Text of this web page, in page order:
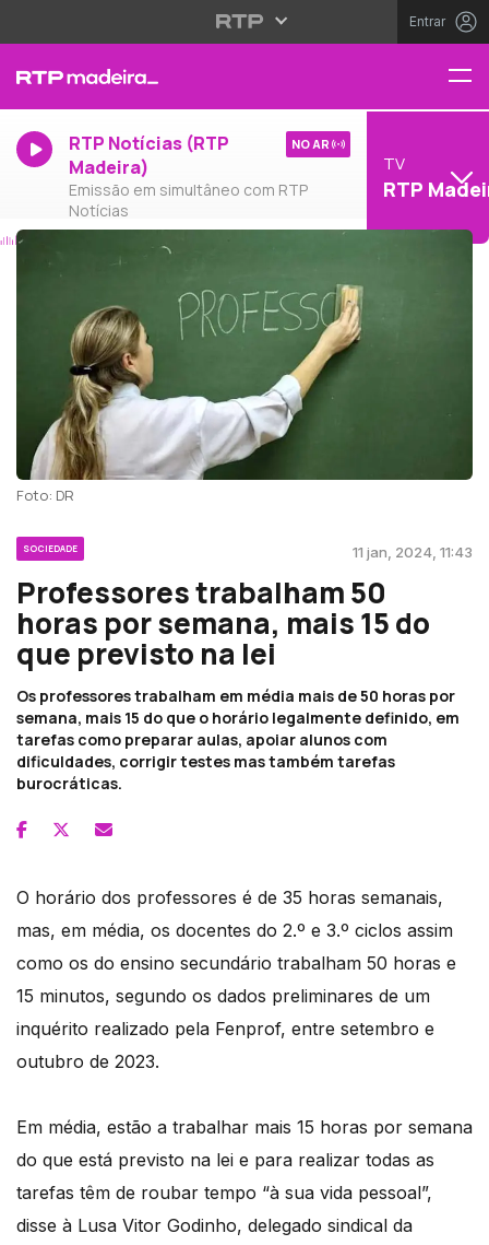
Entrar
RTP Notícias (RTP
Madeira)
Emissão em simultâneo com RTP
Notícias
NO AR
TV
RTP
Foto: DR
SOCIEDADE 11 jan, 2024, 11:43
Professores trabalham 50
horas por semana, mais 15 do
que previsto na lei
Os professores trabalham em média mais de 50 horas por
semana, mais 15 do que o horário legalmente definido, em
tarefas como preparar aulas, apoiar alunos com
dificuldades, corrigir testes mas também tarefas
burocráticas.
O horário dos professores é de 35 horas semanais,
mas, em média, os docentes do 2.º e 3.º ciclos assim
como os do ensino secundário trabalham 50 horas e
15 minutos, segundo os dados preliminares de um
inquérito realizado pela Fenprof, entre setembro e
outubro de 2023.
Em média, estão a trabalhar mais 15 horas por semana
do que está previsto na lei e para realizar todas as
tarefas têm de roubar tempo “à sua vida pessoal”,
disse à Lusa Vitor Godinho, delegado sindical da